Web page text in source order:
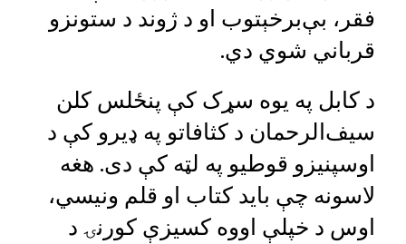
فقر، بې‌برخېتوب او د ژوند د ستونزو
قرباني شوي دي.
د کابل په یوه سړک کې پنځلس کلن
سیف‌الرحمان د کثافاتو په ډیرو کې د
اوسپنیزو قوطیو په لټه کې دی. هغه
لاسونه چې باید کتاب او قلم ونیسي،
اوس د خپلې اووه کسیزې کورنۍ د